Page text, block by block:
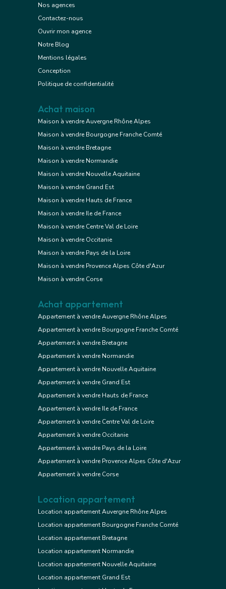
Nos agences
Contactez-nous
Ouvrir mon agence
Notre Blog
Mentions légales
Conception
Politique de confidentialité
Achat maison
Maison à vendre Auvergne Rhône Alpes
Maison à vendre Bourgogne Franche Comté
Maison à vendre Bretagne
Maison à vendre Normandie
Maison à vendre Nouvelle Aquitaine
Maison à vendre Grand Est
Maison à vendre Hauts de France
Maison à vendre Ile de France
Maison à vendre Centre Val de Loire
Maison à vendre Occitanie
Maison à vendre Pays de la Loire
Maison à vendre Provence Alpes Côte d'Azur
Maison à vendre Corse
Achat appartement
Appartement à vendre Auvergne Rhône Alpes
Appartement à vendre Bourgogne Franche Comté
Appartement à vendre Bretagne
Appartement à vendre Normandie
Appartement à vendre Nouvelle Aquitaine
Appartement à vendre Grand Est
Appartement à vendre Hauts de France
Appartement à vendre Ile de France
Appartement à vendre Centre Val de Loire
Appartement à vendre Occitanie
Appartement à vendre Pays de la Loire
Appartement à vendre Provence Alpes Côte d'Azur
Appartement à vendre Corse
Location appartement
Location appartement Auvergne Rhône Alpes
Location appartement Bourgogne Franche Comté
Location appartement Bretagne
Location appartement Normandie
Location appartement Nouvelle Aquitaine
Location appartement Grand Est